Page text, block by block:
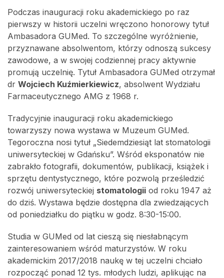
Podczas inauguracji roku akademickiego po raz
pierwszy w historii uczelni wręczono honorowy tytuł
Ambasadora GUMed. To szczególne wyróżnienie,
przyznawane absolwentom, którzy odnoszą sukcesy
zawodowe, a w swojej codziennej pracy aktywnie
promują uczelnię. Tytuł Ambasadora GUMed otrzymał
dr Wojciech Kuźmierkiewicz, absolwent Wydziału
Farmaceutycznego AMG z 1968 r.
Tradycyjnie inauguracji roku akademickiego
towarzyszy nowa wystawa w Muzeum GUMed.
Tegoroczna nosi tytuł „Siedemdziesiąt lat stomatologii
uniwersyteckiej w Gdańsku”. Wśród eksponatów nie
zabrakło fotografii, dokumentów, publikacji, książek i
sprzętu dentystycznego, które pozwolą prześledzić
rozwój uniwersyteckiej stomatologii od roku 1947 aż
do dziś. Wystawa będzie dostępna dla zwiedzających
od poniedziałku do piątku w godz. 8:30-15:00.
Studia w GUMed od lat cieszą się niesłabnącym
zainteresowaniem wśród maturzystów. W roku
akademickim 2017/2018 naukę w tej uczelni chciało
rozpocząć ponad 12 tys. młodych ludzi, aplikując na